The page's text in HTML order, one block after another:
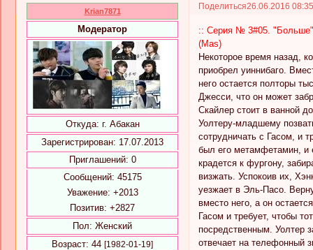
Поделиться26.06.2016
Krian7871
Модератор
Откуда: г. Абакан
Зарегистрирован: 17.07.2013
Приглашений: 0
Сообщений: 45175
Уважение: +2013
Позитив: +2827
Пол: Женский
Возраст: 44 [1982-01-19]
:: Серия № 3#05.
(Mas)
Некоторое время назад,
приобрел уиннибаго.
него остается полторы
Джесси, что он может
Скайлер стоит в ванной
Уолтеру-младшему
сотрудничать с Гасом, и
был его метамфетамин, и
крадется к фургону,
визжать. Успокоив их,
уезжает в Эль-Пасо.
вместо него, а он
Гасом и требует, чтобы
посредственным. Уолтер
отвечает на телефонный